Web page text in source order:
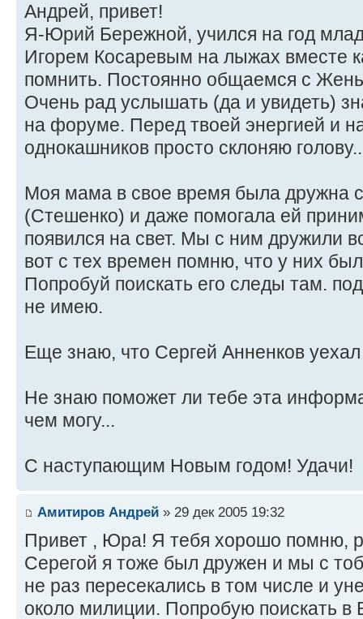
Андрей, привет!
Я-Юрий Бережной, учился на год
Игорем Косаревым на лыжах вместе
помнить. Постоянно общаемся с
Очень рад услышать (да и увидеть)
на форуме. Перед твоей энергией и
однокашников просто склоняю
Моя мама в свое время была дружна
(Стешенко) и даже помогала ей
появился на свет. Мы с ним дружили
вот с тех времен помню, что у них
Попробуй поискать его следы там.
не имею.
Еще знаю, что Сергей Анненков уехал
Не знаю поможет ли тебе эта
чем могу...
С наступающим Новым годом! Удачи!
Амитиров Андрей » 29 дек 2005 19:32
Привет , Юра! Я тебя хорошо помню,
Серегой я тоже был дружен и мы с
не раз пересекались в том числе и
около милиции. Попробую поискать в